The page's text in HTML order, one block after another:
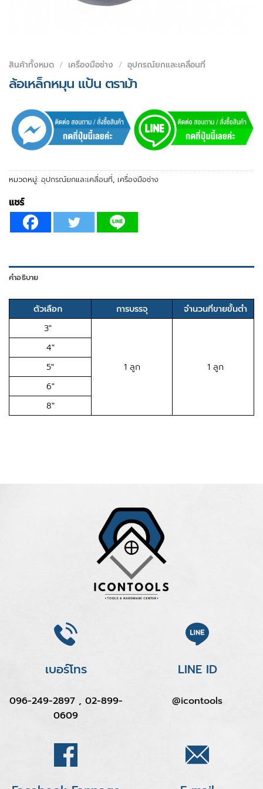
สินค้าทั้งหมด / เครื่องมือช่าง / อุปกรณ์ยกและเคลื่อนที่
ล้อเหล็กหมุน แป้น ตราม้า
หมวดหมู่: อุปกรณ์ยกและเคลื่อนที่, เครื่องมือช่าง
แชร์
คำอธิบาย
ตัวเลือก การบรรจุ
จำนวนที่ขายขั้นต่ำ
3″
1 ลูก 1 ลูก
4″
5″
6″
8″
เบอร์โทร
096-249-2897 , 02-899-
0609
LINE ID
@icontools